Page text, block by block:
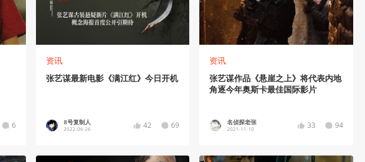
6
资讯
张艺谋最新电影《满江红》今日开机
8号复制人
2022-06-26 42 69
资讯
张艺谋作品《悬崖之上》将代表内地
角逐今年奥斯卡最佳国际影片
名侦探老张
2021-11-10 33 94